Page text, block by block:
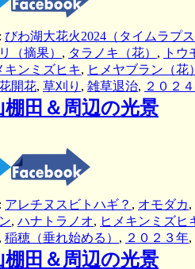
春
田
びわ湖大花火2024（タイムラプ
（摘果） , タラノキ（花） ,
トウ
キンミズヒキ, ヒメヤブラン（花
開花, 草刈り , 雑草退治, ２０２
棚田＆周辺の光景
アレチヌスビトハギ？ , オモダカ,
, ハナトラノオ, ヒメキンミズヒ
, 稲穂（垂れ始める） , ２０２３年,
棚田＆周辺の光景